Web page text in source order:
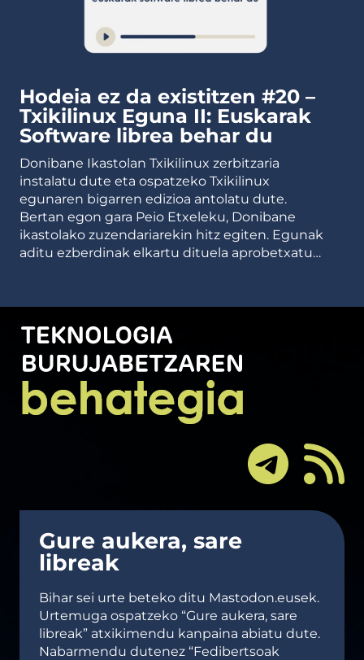
Hodeia ez da existitzen #20 –
Txikilinux Eguna II: Euskarak
Software librea behar du
Donibane Ikastolan Txikilinux zerbitzaria
instalatu dute eta ospatzeko Txikilinux
egunaren bigarren edizioa antolatu dute.
Bertan egon gara Peio Etxeleku, Donibane
ikastolako zuzendariarekin hitz egiten. Egunak
aditu ezberdinak elkartu dituela aprobetxatu…
Gure aukera, sare
libreak
Bihar sei urte beteko ditu Mastodon.eusek.
Urtemuga ospatzeko “Gure aukera, sare
libreak” atxikimendu kanpaina abiatu dute.
Nabarmendu dutenez “Fedibertsoak